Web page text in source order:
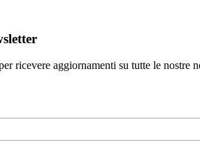
ricevere aggiornamenti su tutte le nostre